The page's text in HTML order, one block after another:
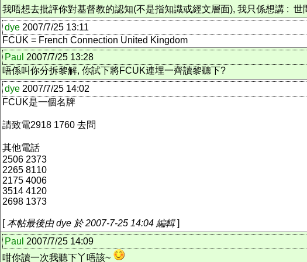
我唔想去批評你對基督教的認知(不是指知識或經文層面), 我只係想講 :
dye 2007/7/25 13:11
FCUK = French Connection United Kingdom
Paul 2007/7/25 13:28
唔係叫你分拆黎解, 你試下將FCUK連埋一齊讀黎聽下?
dye 2007/7/25 14:02
FCUK是一個名牌
請致電2918 1760 去問
其他電話
2506 2373
2265 8110
2175 4006
3514 4120
2698 1373
[本帖最後由 dye 於 2007-7-25 14:04 編輯]
Paul 2007/7/25 14:09
咁你讀一次我聽下丫唔該~